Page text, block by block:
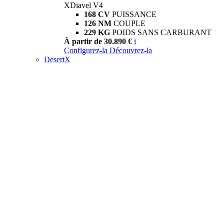
XDiavel V4
168 CV PUISSANCE
126 NM COUPLE
229 KG POIDS SANS CARBURANT
À partir de 30.890 € i
Configurez-la Découvrez-la
DesertX